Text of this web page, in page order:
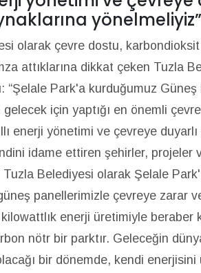
yönelmeliyiz”
olarak çevre dostu, karbondioksit
attıklarına dikkat çeken Tuzla
“Şelale Park'a kurduğumuz
için yaptığı en önemli
enerji yönetimi ve çevreye
idame ettiren şehirler, projeler
Tuzla Belediyesi olarak Şelale
panellerimizle çevreye zarar
kilowattlık enerji üretimiyle
nötr bir parktır. Geleceğin
bir dönemde, kendi